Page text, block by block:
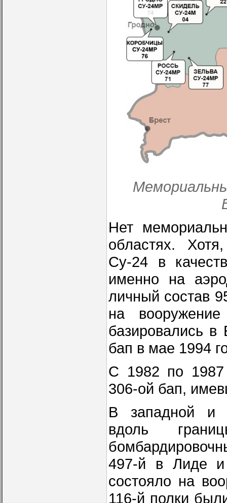
Нет
областях.
Су-24 в
именно на
личный состав
на
базировались в
бап в мае 1994
С 1982 по 1987
306-ой бап,
В западной и
вдоль
497-й в Лиде и
состояло на
116-й полки